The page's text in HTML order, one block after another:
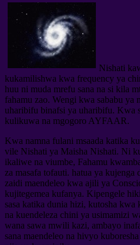
Nishati
kukamilishwa kwa frequency ya
huu ni muda mrefu sana na si kila
fahamu zao. Wengi kwa sababu ya
uharibifu binafsi ya uharibifu. Kwa
kulikuwa na mgogoro AYFAAR.
Kwa namna fulani msaada katika
vile Nishati ya Maisha Nishati. Ni
ikaliwe na viumbe, Fahamu
za masafa tofauti. hatua ya
zaidi maendeleo kwa ajili ya
kujitegemea kufanya. Kipengele
sasa katika dunia hizi, kutosha kwa
na kuendeleza chini ya usimamizi
wana sawa mwili kazi, ambayo
sana maendeleo na hivyo